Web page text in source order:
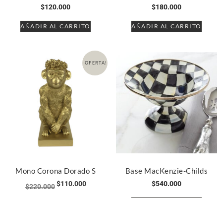
$120.000
AÑADIR AL CARRITO
$180.000
AÑADIR AL CARRITO
¡OFERTA!
Mono Corona Dorado S
$220.000 $110.000
Base MacKenzie-Childs
$540.000